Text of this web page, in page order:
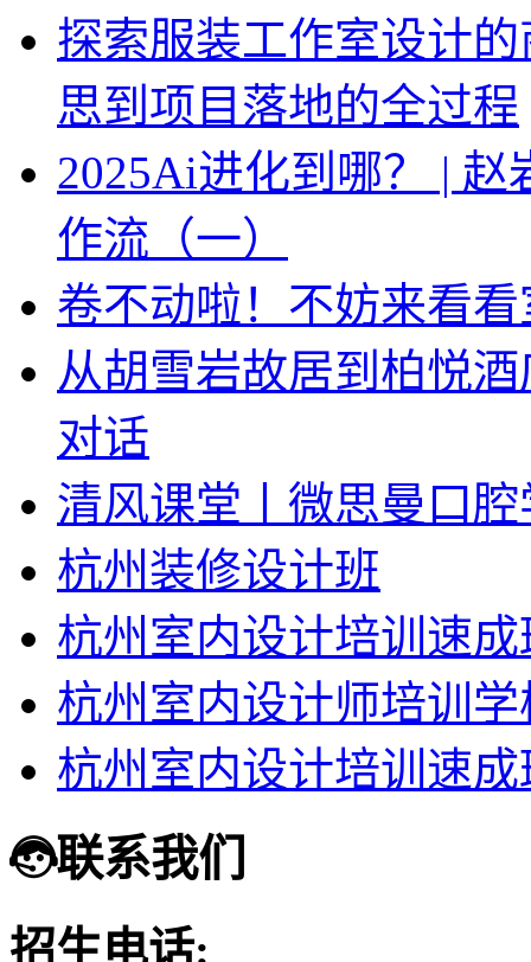
探索服装工作室设计
思到项目落地的全过程
2025Ai进化到哪？ |
作流（一）
卷不动啦！不妨来看
从胡雪岩故居到柏悦
对话
清风课堂丨微思曼口
杭州装修设计班
杭州室内设计培训速成
杭州室内设计师培训
杭州室内设计培训速成
联系我们
招生电话: